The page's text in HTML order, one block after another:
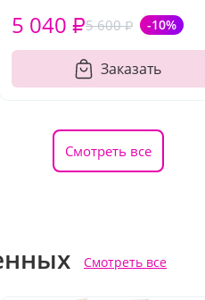
5 600 ₽ -10%
5 040 ₽
Заказать
Смотреть все
Смотреть все